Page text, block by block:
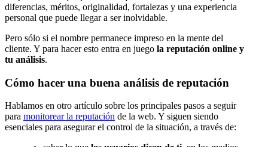
diferencias, méritos, originalidad, fortalezas y una experiencia
personal que puede llegar a ser inolvidable.
Pero sólo si el nombre permanece impreso en la mente del
cliente. Y para hacer esto entra en juego la reputación online y
tu análisis.
Cómo hacer una buena análisis de reputación
Hablamos en otro artículo sobre los principales pasos a seguir
para monitorear la reputación de la web. Y siguen siendo
esenciales para asegurar el control de la situación, a través de: